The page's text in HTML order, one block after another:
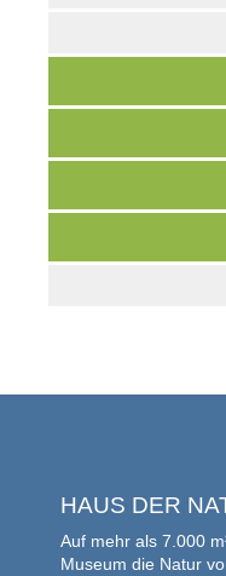
HAUS DER
Auf mehr als 7.000
Museum die Natur